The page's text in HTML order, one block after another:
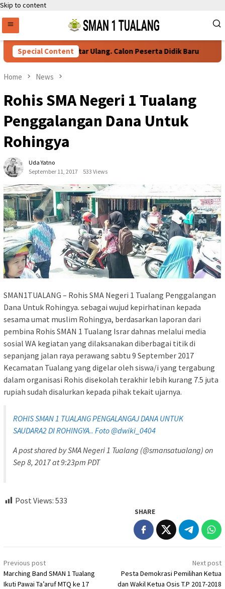
Skip to content
Special Content
Persyaratan Daftar Ulang. Calon Peserta Didik Baru
Home News
Rohis SMA Negeri 1 Tualang
Penggalangan Dana Untuk
Rohingya
Uda Yatno
September 11, 2017
533 Views
SMAN1TUALANG – Rohis SMA Negeri 1 Tualang Penggalangan
Dana Untuk Rohingya. sebagai wujud kepirhatinan kepada
sesama umat muslim Rohingya, berdasarkan laporan dari
pembina Rohis SMAN 1 Tualang Israr dahnas melalui media
sosial WA kegiatan yang dilaksanakan diberbagai titik di
sepanjang jalan raya perawang sabtu 9 September 2017
Kecamatan Tualang yang digelar oleh siswa/i yang tergabung
dalam organisasi Rohis disekolah terakhir lebih kurang 7.5 juta
rupiah sudah disalurkan kepada pihak tekait ujarnya.
ROHIS SMAN 1 TUALANG PENGALANGAJ DANA UNTUK
SAUDARA2 DI ROHINGYA.. Foto @dwiki_0404
A post shared by SMA Negeri 1 Tualang (@smansatualang) on
Sep 8, 2017 at 9:23pm PDT
Post Views: 533
SHARE
Post
navigation
Previous post
Marching Band SMAN 1 Tualang
Ikuti Pawai Ta’aruf MTQ ke 17
Next post
Pesta Demokrasi Pemilihan Ketua
dan Wakil Ketua Osis T.P 2017-2018